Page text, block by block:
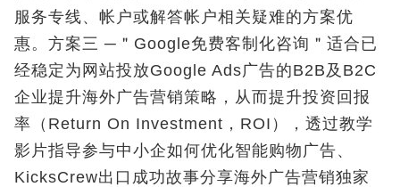
服务专线、帐户或解答帐户相关疑难的方案优
惠。方案三 ─＂Google免费客制化咨询＂适合已
经稳定为网站投放Google Ads广告的B2B及B2C
企业提升海外广告营销策略，从而提升投资回报
率（Return On Investment，ROI），透过教学
影片指导参与中小企如何优化智能购物广告、
KicksCrew出口成功故事分享海外广告营销独家